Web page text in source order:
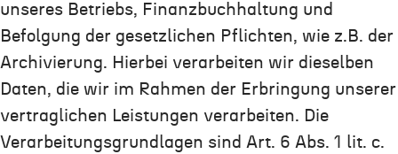
unseres Betriebs, Finanzbuchhaltung und
Befolgung der gesetzlichen Pflichten, wie z.B. der
Archivierung. Hierbei verarbeiten wir dieselben
Daten, die wir im Rahmen der Erbringung unserer
vertraglichen Leistungen verarbeiten. Die
Verarbeitungsgrundlagen sind Art. 6 Abs. 1 lit. c.